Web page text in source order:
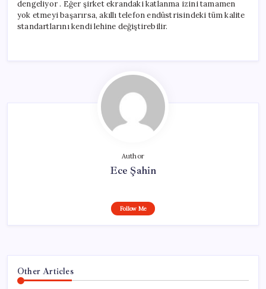
dengeliyor . Eğer şirket ekrandaki katlanma izini tamamen
yok etmeyi başarırsa, akıllı telefon endüstrisindeki tüm kalite
standartlarını kendi lehine değiştirebilir.
Author
Ece Şahin
Follow Me
Other Articles